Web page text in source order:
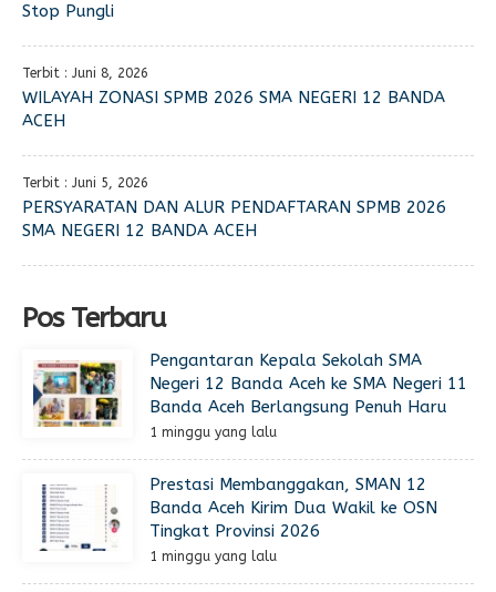
Stop Pungli
Terbit : Juni 8, 2026
WILAYAH ZONASI SPMB 2026 SMA NEGERI 12 BANDA
ACEH
Terbit : Juni 5, 2026
PERSYARATAN DAN ALUR PENDAFTARAN SPMB 2026
SMA NEGERI 12 BANDA ACEH
Pos Terbaru
Pengantaran Kepala Sekolah SMA
Negeri 12 Banda Aceh ke SMA Negeri 11
Banda Aceh Berlangsung Penuh Haru
1 minggu yang lalu
Prestasi Membanggakan, SMAN 12
Banda Aceh Kirim Dua Wakil ke OSN
Tingkat Provinsi 2026
1 minggu yang lalu